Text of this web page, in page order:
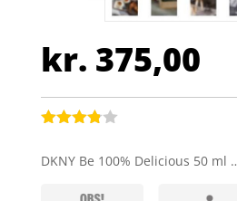
kr. 375,00
ud af 5
DKNY Be 100% Delicious 50 ml